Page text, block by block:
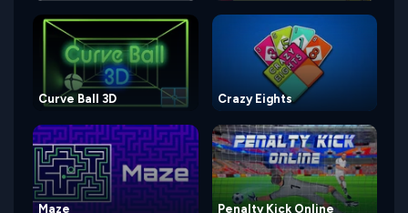
Curve Ball 3D Crazy Eights
Maze Penalty Kick Online